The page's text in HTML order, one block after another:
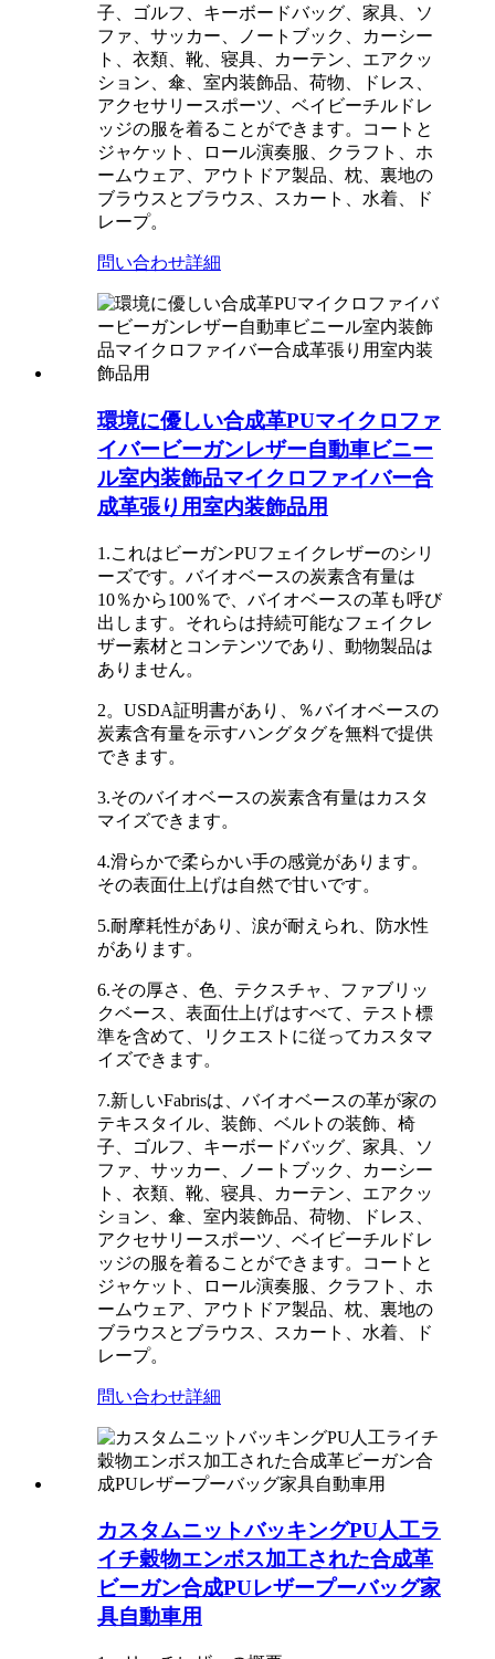
子、ゴルフ、キーボードバッグ、家具、ソ
ファ、サッカー、ノートブック、カーシー
ト、衣類、靴、寝具、カーテン、エアクッ
ション、傘、室内装飾品、荷物、ドレス、
アクセサリースポーツ、ベイビーチルドレ
ッジの服を着ることができます。コートと
ジャケット、ロール演奏服、クラフト、ホ
ームウェア、アウトドア製品、枕、裏地の
ブラウスとブラウス、スカート、水着、ド
レープ。
問い合わせ詳細
環境に優しい合成革PUマイクロファ
イバービーガンレザー自動車ビニー
ル室内装飾品マイクロファイバー合
成革張り用室内装飾品用
1.これはビーガンPUフェイクレザーのシリ
ーズです。バイオベースの炭素含有量は
10％から100％で、バイオベースの革も呼び
出します。それらは持続可能なフェイクレ
ザー素材とコンテンツであり、動物製品は
ありません。
2。USDA証明書があり、％バイオベースの
炭素含有量を示すハングタグを無料で提供
できます。
3.そのバイオベースの炭素含有量はカスタ
マイズできます。
4.滑らかで柔らかい手の感覚があります。
その表面仕上げは自然で甘いです。
5.耐摩耗性があり、涙が耐えられ、防水性
があります。
6.その厚さ、色、テクスチャ、ファブリッ
クベース、表面仕上げはすべて、テスト標
準を含めて、リクエストに従ってカスタマ
イズできます。
7.新しいFabrisは、バイオベースの革が家の
テキスタイル、装飾、ベルトの装飾、椅
子、ゴルフ、キーボードバッグ、家具、ソ
ファ、サッカー、ノートブック、カーシー
ト、衣類、靴、寝具、カーテン、エアクッ
ション、傘、室内装飾品、荷物、ドレス、
アクセサリースポーツ、ベイビーチルドレ
ッジの服を着ることができます。コートと
ジャケット、ロール演奏服、クラフト、ホ
ームウェア、アウトドア製品、枕、裏地の
ブラウスとブラウス、スカート、水着、ド
レープ。
問い合わせ詳細
カスタムニットバッキングPU人工ラ
イチ穀物エンボス加工された合成革
ビーガン合成PUレザープーバッグ家
具自動車用